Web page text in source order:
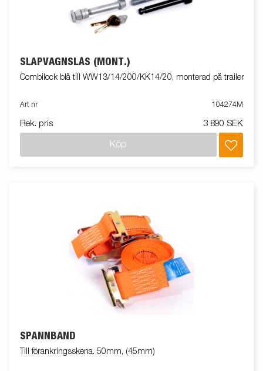
SLÄPVAGNSLÅS (MONT.)
Combilock blå till WW13/14/200/KK14/20, monterad på trailer
Art nr 104274M
Rek. pris 3 890 SEK
Köp
SPÄNNBAND
Till förankringsskena. 50mm, (45mm)